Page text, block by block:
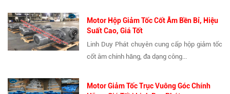
Motor Hộp Giảm Tốc Cốt Âm Bền Bỉ, Hiệu
Suất Cao, Giá Tốt
Linh Duy Phát chuyên cung cấp hộp giảm tốc
cốt âm chính hãng, đa dạng công...
Motor Giảm Tốc Trục Vuông Góc Chính